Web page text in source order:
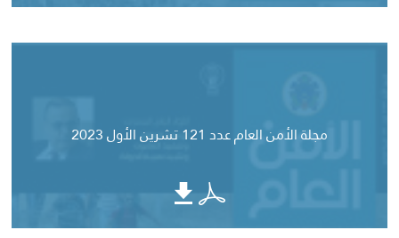
مجلة الأمن العام عدد 121 تشرين الأول 2023